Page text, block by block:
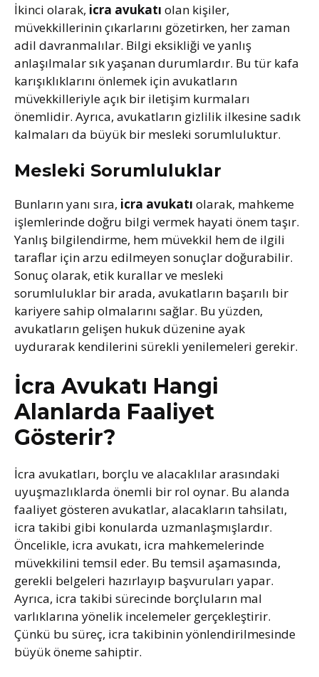
İkinci olarak, icra avukatı olan kişiler,
müvekkillerinin çıkarlarını gözetirken, her zaman
adil davranmalılar. Bilgi eksikliği ve yanlış
anlaşılmalar sık yaşanan durumlardır. Bu tür kafa
karışıklıklarını önlemek için avukatların
müvekkilleriyle açık bir iletişim kurmaları
önemlidir. Ayrıca, avukatların gizlilik ilkesine sadık
kalmaları da büyük bir mesleki sorumluluktur.
Mesleki Sorumluluklar
Bunların yanı sıra, icra avukatı olarak, mahkeme
işlemlerinde doğru bilgi vermek hayati önem taşır.
Yanlış bilgilendirme, hem müvekkil hem de ilgili
taraflar için arzu edilmeyen sonuçlar doğurabilir.
Sonuç olarak, etik kurallar ve mesleki
sorumluluklar bir arada, avukatların başarılı bir
kariyere sahip olmalarını sağlar. Bu yüzden,
avukatların gelişen hukuk düzenine ayak
uydurarak kendilerini sürekli yenilemeleri gerekir.
İcra Avukatı Hangi
Alanlarda Faaliyet
Gösterir?
İcra avukatları, borçlu ve alacaklılar arasındaki
uyuşmazlıklarda önemli bir rol oynar. Bu alanda
faaliyet gösteren avukatlar, alacakların tahsilatı,
icra takibi gibi konularda uzmanlaşmışlardır.
Öncelikle, icra avukatı, icra mahkemelerinde
müvekkilini temsil eder. Bu temsil aşamasında,
gerekli belgeleri hazırlayıp başvuruları yapar.
Ayrıca, icra takibi sürecinde borçluların mal
varlıklarına yönelik incelemeler gerçekleştirir.
Çünkü bu süreç, icra takibinin yönlendirilmesinde
büyük öneme sahiptir.